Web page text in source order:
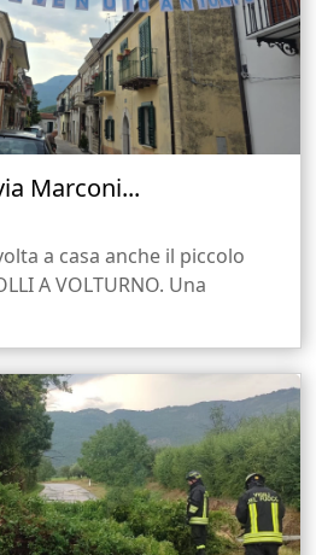
Marconi...
a casa anche il piccolo
A VOLTURNO. Una